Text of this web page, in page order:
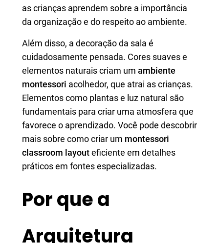
as crianças aprendem sobre a importância
da organização e do respeito ao ambiente.
Além disso, a decoração da sala é
cuidadosamente pensada. Cores suaves e
elementos naturais criam um ambiente
montessori acolhedor, que atrai as crianças.
Elementos como plantas e luz natural são
fundamentais para criar uma atmosfera que
favorece o aprendizado. Você pode descobrir
mais sobre como criar um montessori
classroom layouteficiente em detalhes
práticos em fontes especializadas.
Por que a
Arquitetura